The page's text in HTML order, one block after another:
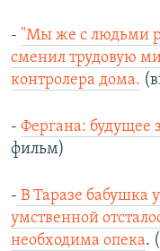
- "Мы же с людьми
сменил трудовую
контролера дома.
- Фергана: будущее
фильм)
- В Таразе бабушка
умственной
необходима опека.